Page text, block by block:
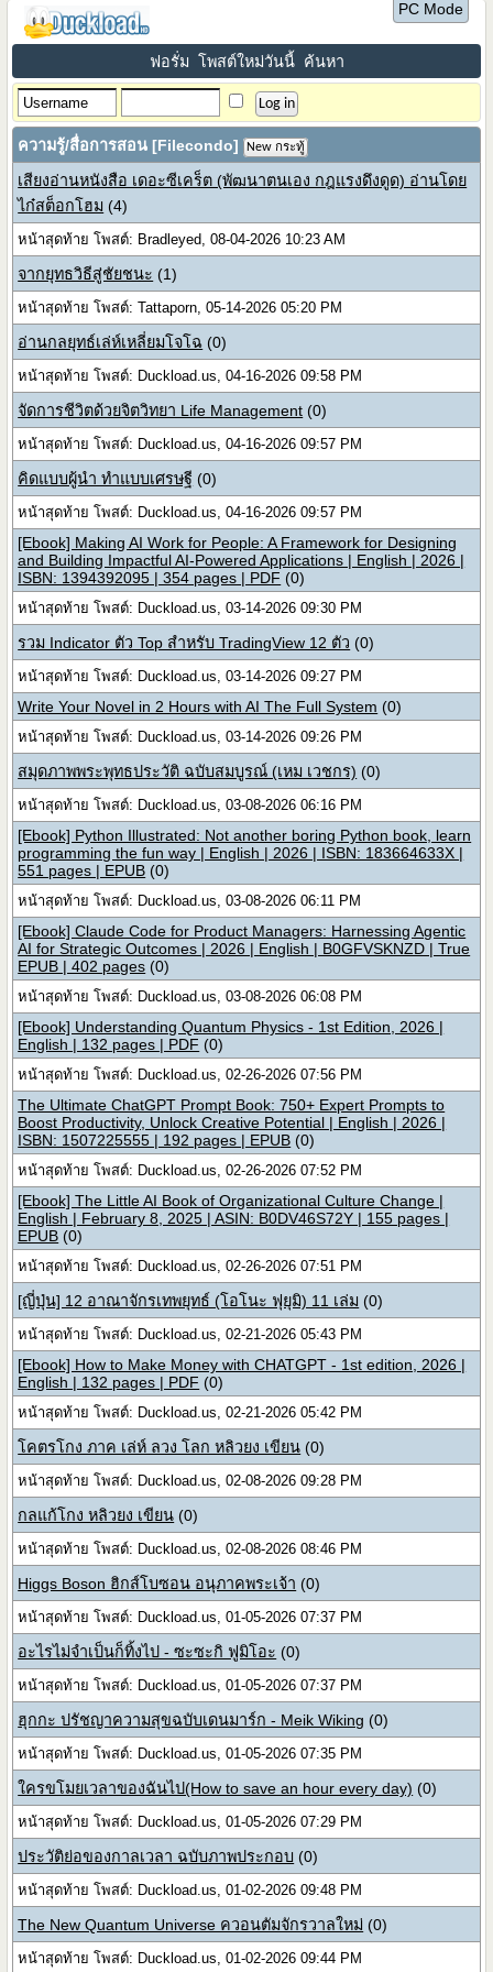
PC Mode
ฟอรั่ม โพสต์ใหม่วันนี้ ค้นหา
ความรู้/สื่อการสอน [Filecondo] New กระทู้
เสียงอ่านหนังสือ เดอะซีเคร็ต (พัฒนาตนเอง กฎแรงดึงดูด) อ่านโดย
ไก๋สต็อกโฮม (4)
หน้าสุดท้าย โพสต์: Bradleyed, 08-04-2026 10:23 AM
จากยุทธวิธีสู่ชัยชนะ (1)
หน้าสุดท้าย โพสต์: Tattaporn, 05-14-2026 05:20 PM
อ่านกลยุทธ์เล่ห์เหลี่ยมโจโฉ (0)
หน้าสุดท้าย โพสต์: Duckload.us, 04-16-2026 09:58 PM
จัดการชีวิตด้วยจิตวิทยา Life Management (0)
หน้าสุดท้าย โพสต์: Duckload.us, 04-16-2026 09:57 PM
คิดแบบผู้นำ ทำแบบเศรษฐี (0)
หน้าสุดท้าย โพสต์: Duckload.us, 04-16-2026 09:57 PM
[Ebook] Making AI Work for People: A Framework for Designing
and Building Impactful AI-Powered Applications | English | 2026 |
ISBN: 1394392095 | 354 pages | PDF (0)
หน้าสุดท้าย โพสต์: Duckload.us, 03-14-2026 09:30 PM
รวม Indicator ตัว Top สำหรับ TradingView 12 ตัว (0)
หน้าสุดท้าย โพสต์: Duckload.us, 03-14-2026 09:27 PM
Write Your Novel in 2 Hours with AI The Full System (0)
หน้าสุดท้าย โพสต์: Duckload.us, 03-14-2026 09:26 PM
สมุดภาพพระพุทธประวัติ ฉบับสมบูรณ์ (เหม เวชกร) (0)
หน้าสุดท้าย โพสต์: Duckload.us, 03-08-2026 06:16 PM
[Ebook] Python Illustrated: Not another boring Python book, learn
programming the fun way | English | 2026 | ISBN: 183664633X |
551 pages | EPUB (0)
หน้าสุดท้าย โพสต์: Duckload.us, 03-08-2026 06:11 PM
[Ebook] Claude Code for Product Managers: Harnessing Agentic
AI for Strategic Outcomes | 2026 | English | B0GFVSKNZD | True
EPUB | 402 pages (0)
หน้าสุดท้าย โพสต์: Duckload.us, 03-08-2026 06:08 PM
[Ebook] Understanding Quantum Physics - 1st Edition, 2026 |
English | 132 pages | PDF (0)
หน้าสุดท้าย โพสต์: Duckload.us, 02-26-2026 07:56 PM
The Ultimate ChatGPT Prompt Book: 750+ Expert Prompts to
Boost Productivity, Unlock Creative Potential | English | 2026 |
ISBN: 1507225555 | 192 pages | EPUB (0)
หน้าสุดท้าย โพสต์: Duckload.us, 02-26-2026 07:52 PM
[Ebook] The Little AI Book of Organizational Culture Change |
English | February 8, 2025 | ASIN: B0DV46S72Y | 155 pages |
EPUB (0)
หน้าสุดท้าย โพสต์: Duckload.us, 02-26-2026 07:51 PM
[ญี่ปุ่น] 12 อาณาจักรเทพยุทธ์ (โอโนะ ฟุยุมิ) 11 เล่ม (0)
หน้าสุดท้าย โพสต์: Duckload.us, 02-21-2026 05:43 PM
[Ebook] How to Make Money with CHATGPT - 1st edition, 2026 |
English | 132 pages | PDF (0)
หน้าสุดท้าย โพสต์: Duckload.us, 02-21-2026 05:42 PM
โคตรโกง ภาค เล่ห์ ลวง โลก หลิวยง เขียน (0)
หน้าสุดท้าย โพสต์: Duckload.us, 02-08-2026 09:28 PM
กลแก้โกง หลิวยง เขียน (0)
หน้าสุดท้าย โพสต์: Duckload.us, 02-08-2026 08:46 PM
Higgs Boson ฮิกส์โบซอน อนุภาคพระเจ้า (0)
หน้าสุดท้าย โพสต์: Duckload.us, 01-05-2026 07:37 PM
อะไรไม่จำเป็นก็ทิ้งไป - ซะซะกิ ฟูมิโอะ (0)
หน้าสุดท้าย โพสต์: Duckload.us, 01-05-2026 07:37 PM
ฮุกกะ ปรัชญาความสุขฉบับเดนมาร์ก - Meik Wiking (0)
หน้าสุดท้าย โพสต์: Duckload.us, 01-05-2026 07:35 PM
ใครขโมยเวลาของฉันไป(How to save an hour every day) (0)
หน้าสุดท้าย โพสต์: Duckload.us, 01-05-2026 07:29 PM
ประวัติย่อของกาลเวลา ฉบับภาพประกอบ (0)
หน้าสุดท้าย โพสต์: Duckload.us, 01-02-2026 09:48 PM
The New Quantum Universe ควอนตัมจักรวาลใหม่ (0)
หน้าสุดท้าย โพสต์: Duckload.us, 01-02-2026 09:44 PM